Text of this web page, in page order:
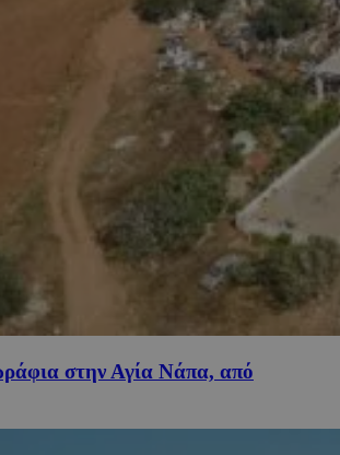
στην Αγία Νάπα, από